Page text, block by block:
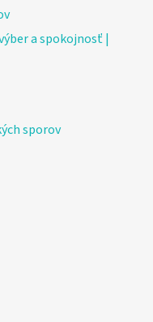
a spokojnosť |
sporov